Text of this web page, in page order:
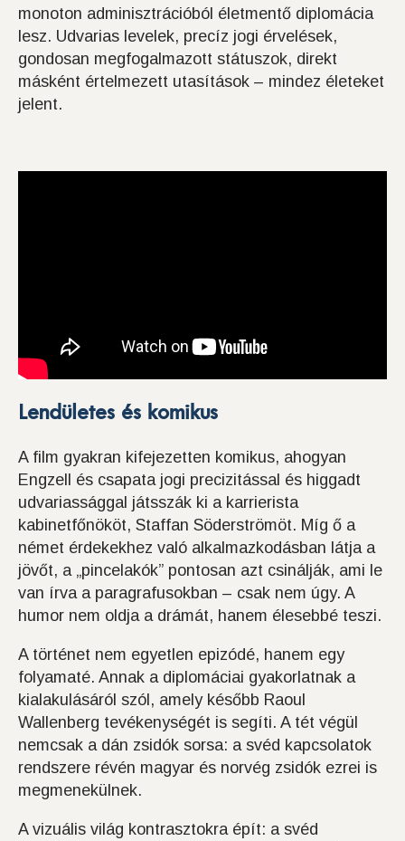
monoton adminisztrációból életmentő diplomácia
lesz. Udvarias levelek, precíz jogi érvelések,
gondosan megfogalmazott státuszok, direkt
másként értelmezett utasítások – mindez életeket
jelent.
Lendületes és komikus
A film gyakran kifejezetten komikus, ahogyan
Engzell és csapata jogi precizitással és higgadt
udvariassággal játsszák ki a karrierista
kabinetfőnököt, Staffan Söderströmöt. Míg ő a
német érdekekhez való alkalmazkodásban látja a
jövőt, a „pincelakók” pontosan azt csinálják, ami le
van írva a paragrafusokban – csak nem úgy. A
humor nem oldja a drámát, hanem élesebbé teszi.
A történet nem egyetlen epizódé, hanem egy
folyamaté. Annak a diplomáciai gyakorlatnak a
kialakulásáról szól, amely később Raoul
Wallenberg tevékenységét is segíti. A tét végül
nemcsak a dán zsidók sorsa: a svéd kapcsolatok
rendszere révén magyar és norvég zsidók ezrei is
megmenekülnek.
A vizuális világ kontrasztokra épít: a svéd